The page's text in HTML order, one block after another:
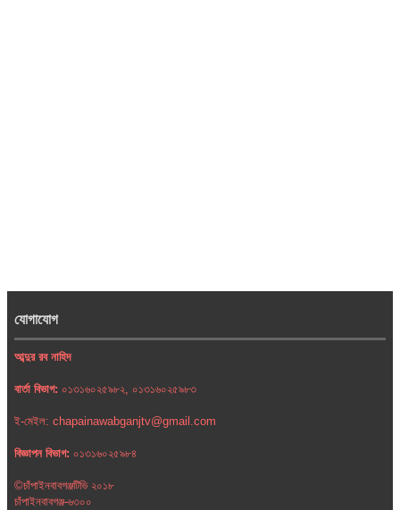
যোগাযোগ
আব্দুর রব নাহিদ
বার্তা বিভাগ: ০১৩১৬০২৫৯৮২, ০১৩১৬০২৫৯৮৩
ই-মেইল: chapainawabganjtv@gmail.com
বিজ্ঞাপন বিভাগ: ০১৩১৬০২৫৯৮৪
©চাঁপাইনবাবগঞ্জটিভি ২০১৮
চাঁপাইনবাবগঞ্জ-৬৩০০